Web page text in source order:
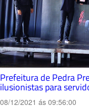
Prefeitura de Pedra
ilusionistas para
08/12/2021 ás 09:56:00